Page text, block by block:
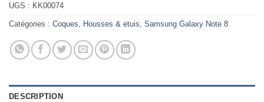
UGS : KK00074
Catégories : Coques Housses & etuis Samsung Galaxy Note 8
DESCRIPTION